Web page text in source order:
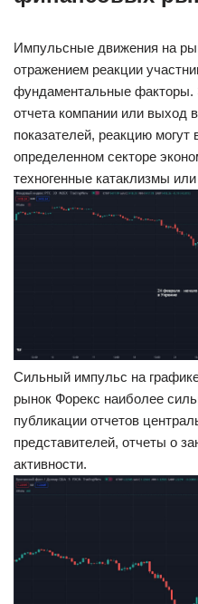
Импульсные движения на
отражением реакции
фундаментальные факторы.
отчета компании или выход
показателей, реакцию могут
определенном секторе
техногенные катаклизмы
Сильный импульс на
рынок Форекс наиболее
публикации отчетов
представителей, отчеты о
активности.